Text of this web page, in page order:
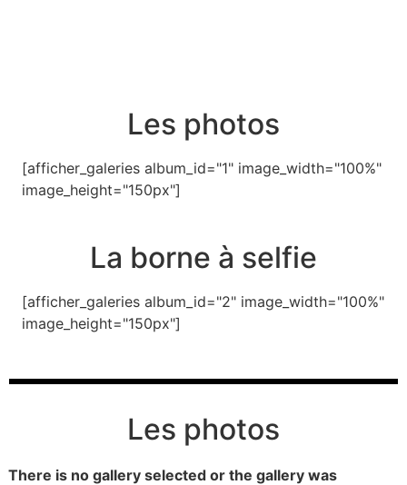
Les photos
[afficher_galeries album_id="1" image_width="100%"
image_height="150px"]
La borne à selfie
[afficher_galeries album_id="2" image_width="100%"
image_height="150px"]
Les photos
There is no gallery selected or the gallery was